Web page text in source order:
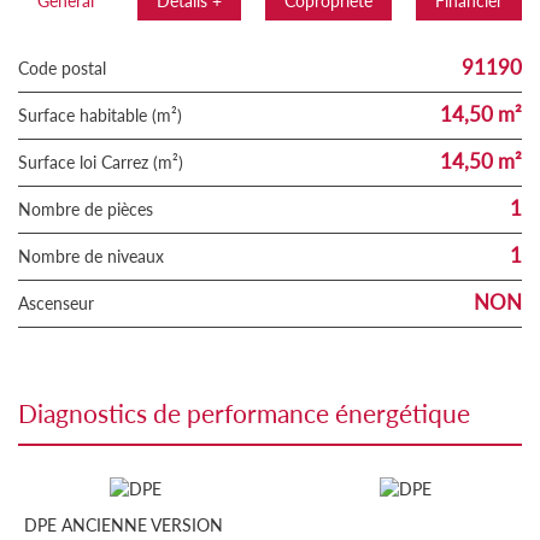
Code postal 91190
Surface habitable (m²) 14,50 m²
Surface loi Carrez (m²) 14,50 m²
Nombre de pièces 1
Nombre de niveaux 1
Ascenseur NON
diagnostics de performance énergétique
DPE ANCIENNE VERSION